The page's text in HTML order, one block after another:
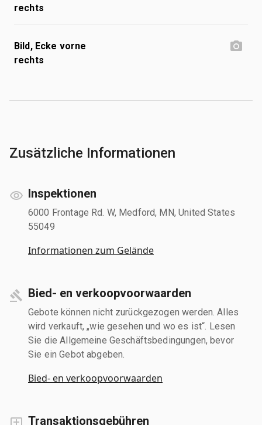
rechts
Bild, Ecke vorne
rechts
Zusätzliche Informationen
Inspektionen
6000 Frontage Rd. W, Medford, MN, United States
55049
Informationen zum Gelände
Bied- en verkoopvoorwaarden
Gebote können nicht zurückgezogen werden. Alles
wird verkauft, „wie gesehen und wo es ist“. Lesen
Sie die Allgemeine Geschäftsbedingungen, bevor
Sie ein Gebot abgeben.
Bied- en verkoopvoorwaarden
Transaktionsgebühren